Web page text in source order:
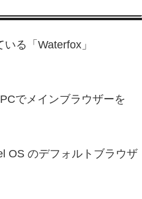
る「Waterfox」
でメインブラウザーを
OS のデフォルトブラウザ